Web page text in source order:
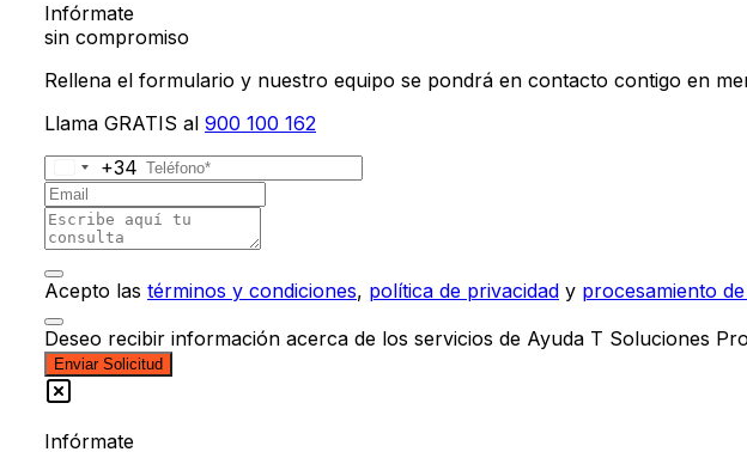
Infórmate
sin compromiso
Rellena el formulario y nuestro equipo se pondrá en contacto contigo en
Llama GRATIS al 900 100 162
+34
Acepto las términos y condiciones, política de privacidad y procesamiento
Deseo recibir información acerca de los servicios de Ayuda T Soluciones
Enviar Solicitud
Infórmate